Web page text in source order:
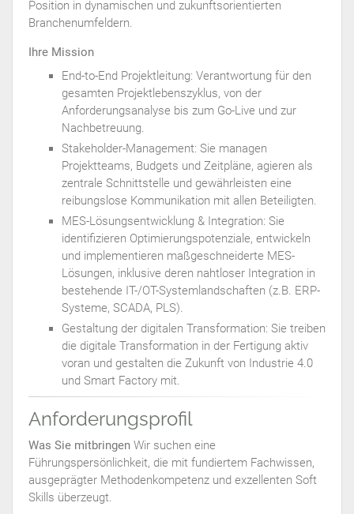
Position in dynamischen und zukunftsorientierten
Branchenumfeldern.
Ihre Mission
End-to-End Projektleitung: Verantwortung für den
gesamten Projektlebenszyklus, von der
Anforderungsanalyse bis zum Go-Live und zur
Nachbetreuung.
Stakeholder-Management: Sie managen
Projektteams, Budgets und Zeitpläne, agieren als
zentrale Schnittstelle und gewährleisten eine
reibungslose Kommunikation mit allen Beteiligten.
MES-Lösungsentwicklung & Integration: Sie
identifizieren Optimierungspotenziale, entwickeln
und implementieren maßgeschneiderte MES-
Lösungen, inklusive deren nahtloser Integration in
bestehende IT-/OT-Systemlandschaften (z.B. ERP-
Systeme, SCADA, PLS).
Gestaltung der digitalen Transformation: Sie treiben
die digitale Transformation in der Fertigung aktiv
voran und gestalten die Zukunft von Industrie 4.0
und Smart Factory mit.
Anforderungsprofil
Was Sie mitbringen Wir suchen eine
Führungspersönlichkeit, die mit fundiertem Fachwissen,
ausgeprägter Methodenkompetenz und exzellenten Soft
Skills überzeugt.